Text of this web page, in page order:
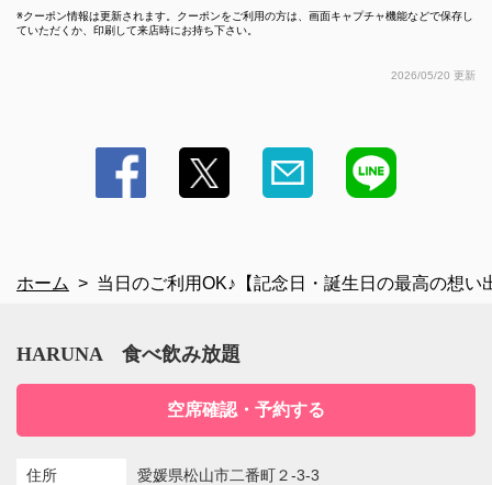
クーポン情報は更新されます。クーポンをご利用の方は、画面キャプチャ機能などで保存し
ていただくか、印刷して来店時にお持ち下さい。
2026/05/20 更新
ホーム 当日のご利用OK♪【記念日・誕生日の最高の想
HARUNA 食べ飲み放題
空席確認・予約する
住所 愛媛県松山市二番町２-3-3